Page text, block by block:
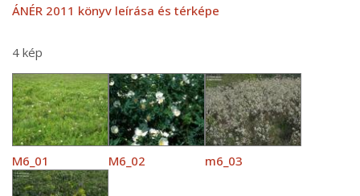
ÁNÉR 2011 könyv leírása és térképe
4 kép
M6_01 M6_02 m6_03